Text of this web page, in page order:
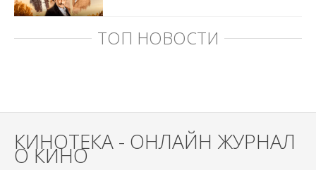
ТОП НОВОСТИ
КИНОТЕКА - ОНЛАЙН ЖУРНАЛ
О КИНО